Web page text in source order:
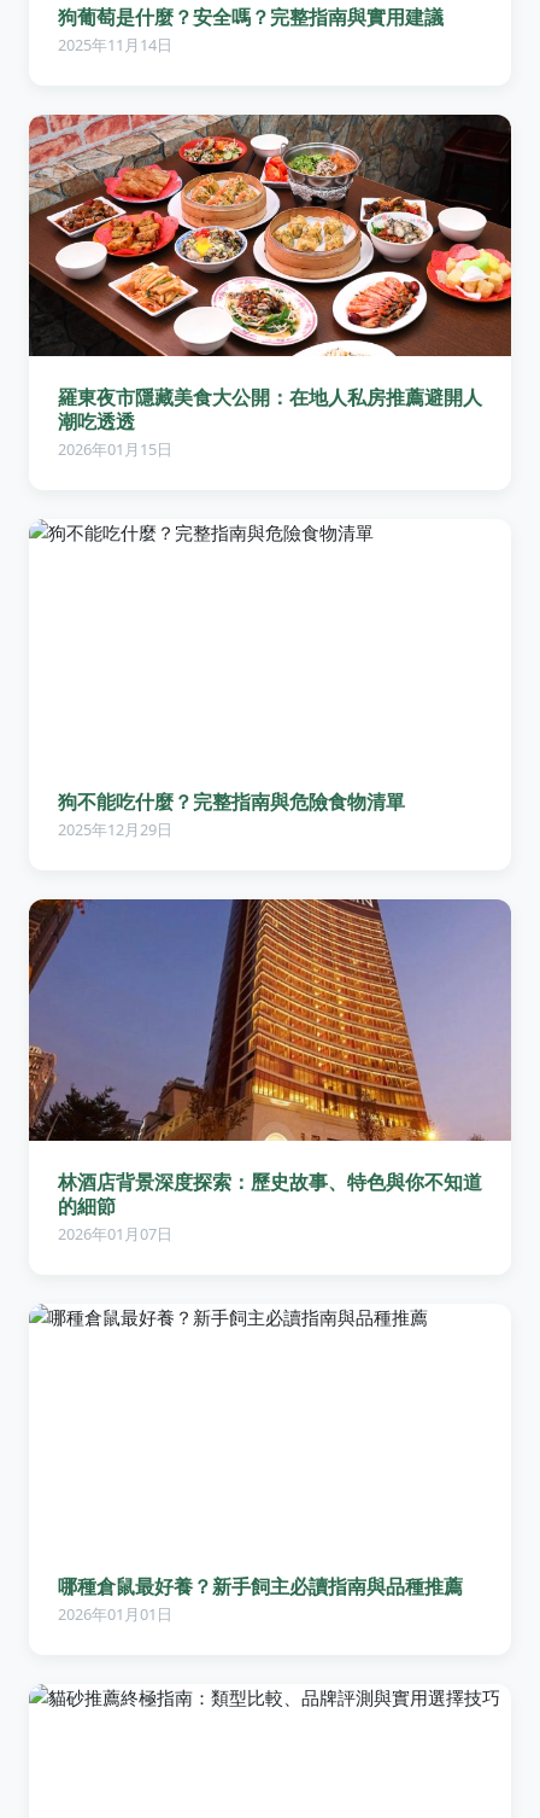
狗葡萄是什麼？安全嗎？完整指南與實用建議
2025年11月14日
羅東夜市隱藏美食大公開：在地人私房推薦避開人
潮吃透透
2026年01月15日
狗不能吃什麼？完整指南與危險食物清單
2025年12月29日
林酒店背景深度探索：歷史故事、特色與你不知道
的細節
2026年01月07日
哪種倉鼠最好養？新手飼主必讀指南與品種推薦
2026年01月01日